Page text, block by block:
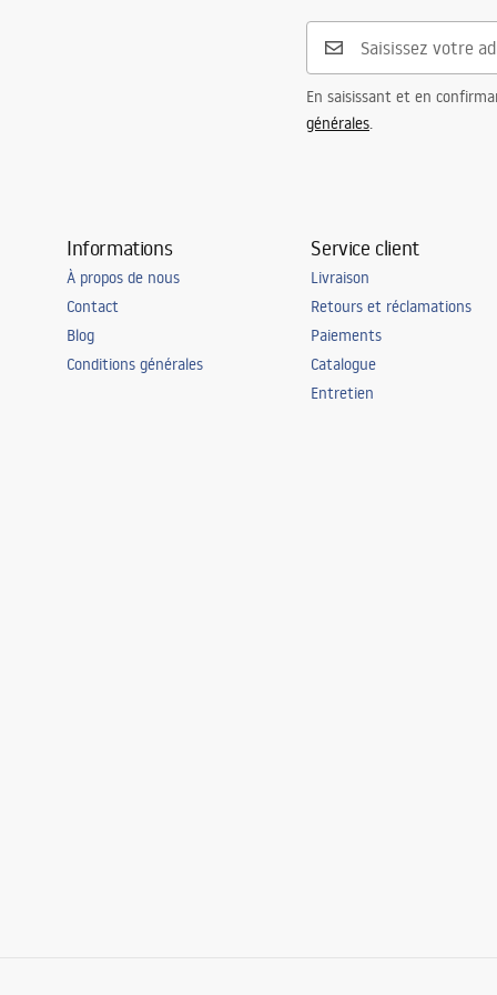
12W
24 mois
En saisissant et en
générales.
Informations
À propos de nous
Contact
Blog
Conditions générales
Service client
Livraison
Retours et réclamations
Paiements
Catalogue
Entretien